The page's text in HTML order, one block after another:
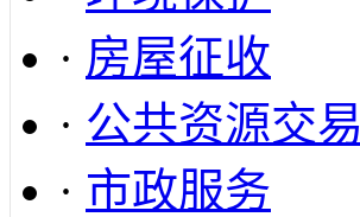
· 房屋征收
· 公共资源交易
· 市政服务